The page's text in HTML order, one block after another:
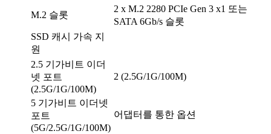
M.2 슬롯
2 x M.2 2280 PCIe Gen 3 x1 또는
SATA 6Gb/s 슬롯
SSD 캐시 가속 지
원
2.5 기가비트 이더
넷 포트
(2.5G/1G/100M)
2 (2.5G/1G/100M)
5 기가비트 이더넷
포트
(5G/2.5G/1G/100M)
어댑터를 통한 옵션